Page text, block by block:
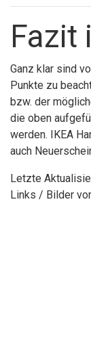
Fazit
Ganz klar sind
Punkte zu
bzw. der
die oben
werden. IKEA
auch
Letzte
Links / Bilder